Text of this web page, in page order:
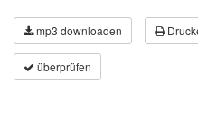
mp3 downloaden
überprüfen